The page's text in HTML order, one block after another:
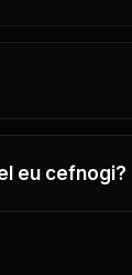
eu cefnogi?